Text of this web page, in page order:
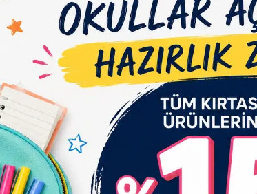
gerçekleşen bir seyahat...